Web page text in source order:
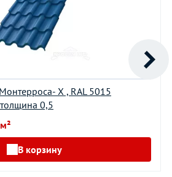
X , RAL 5015
0,5
В корзину